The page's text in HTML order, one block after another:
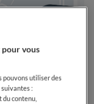
pour vous
pouvons utiliser des
:
contenu,